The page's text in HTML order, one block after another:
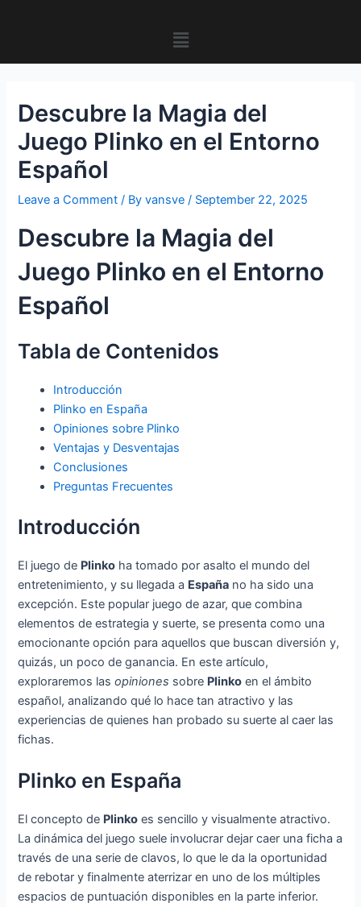
Menu
Descubre la Magia del
Juego Plinko en el Entorno
Español
Leave a Comment / Byvansve/ September 22, 2025
Descubre la Magia del
Juego Plinko en el Entorno
Español
Tabla de Contenidos
Introducción
Plinko en España
Opiniones sobre Plinko
Ventajas y Desventajas
Conclusiones
Preguntas Frecuentes
Introducción
El juego de Plinko ha tomado por asalto el mundo del
entretenimiento, y su llegada a España no ha sido una
excepción. Este popular juego de azar, que combina
elementos de estrategia y suerte, se presenta como una
emocionante opción para aquellos que buscan diversión y,
quizás, un poco de ganancia. En este artículo,
exploraremos lasopiniones sobre Plinko en el ámbito
español, analizando qué lo hace tan atractivo y las
experiencias de quienes han probado su suerte al caer las
fichas.
Plinko en España
El concepto de Plinko es sencillo y visualmente atractivo.
La dinámica del juego suele involucrar dejar caer una ficha a
través de una serie de clavos, lo que le da la oportunidad
de rebotar y finalmente aterrizar en uno de los múltiples
espacios de puntuación disponibles en la parte inferior.